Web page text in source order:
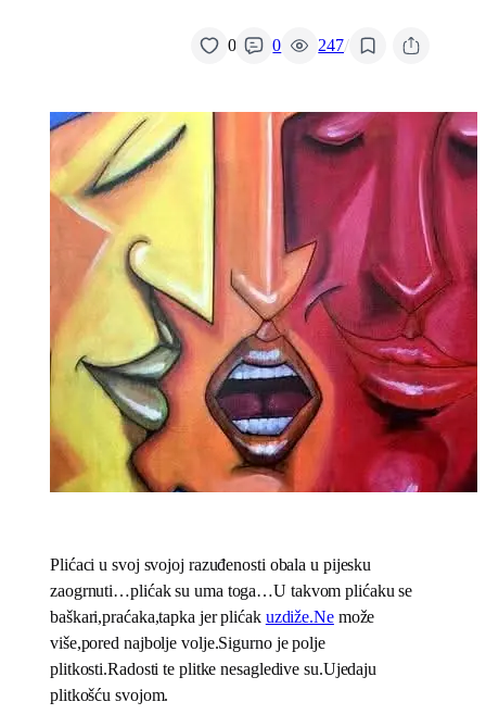
0 0 247/
Plićaci u svoj svojoj razuđenosti obala u pijesku
zaogrnuti…plićak su uma toga…U takvom plićaku se
baškari,praćaka,tapka jer plićak uzdiže.Nemože
više,pored najbolje volje.Sigurno je polje
plitkosti.Radosti te plitke nesagledive su.Ujedaju
plitkošću svojom.